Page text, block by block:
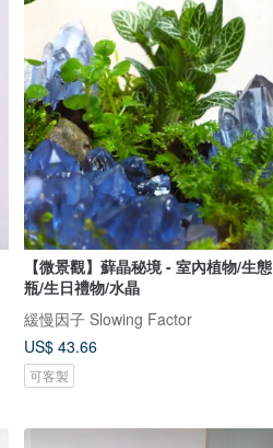
【微景觀】蘚晶秘境 - 室內植物/生態
瓶/生日禮物/水晶
緩慢因子 Slowing Factor
US$ 43.66
可客製